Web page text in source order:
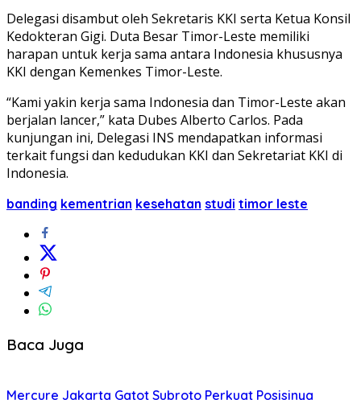
Delegasi disambut oleh Sekretaris KKI serta Ketua Konsil
Kedokteran Gigi. Duta Besar Timor-Leste memiliki
harapan untuk kerja sama antara Indonesia khususnya
KKI dengan Kemenkes Timor-Leste.
“Kami yakin kerja sama Indonesia dan Timor-Leste akan
berjalan lancer,” kata Dubes Alberto Carlos. Pada
kunjungan ini, Delegasi INS mendapatkan informasi
terkait fungsi dan kedudukan KKI dan Sekretariat KKI di
Indonesia.
banding kementrian kesehatan studi timor leste
Baca Juga
Mercure Jakarta Gatot Subroto Perkuat Posisinya